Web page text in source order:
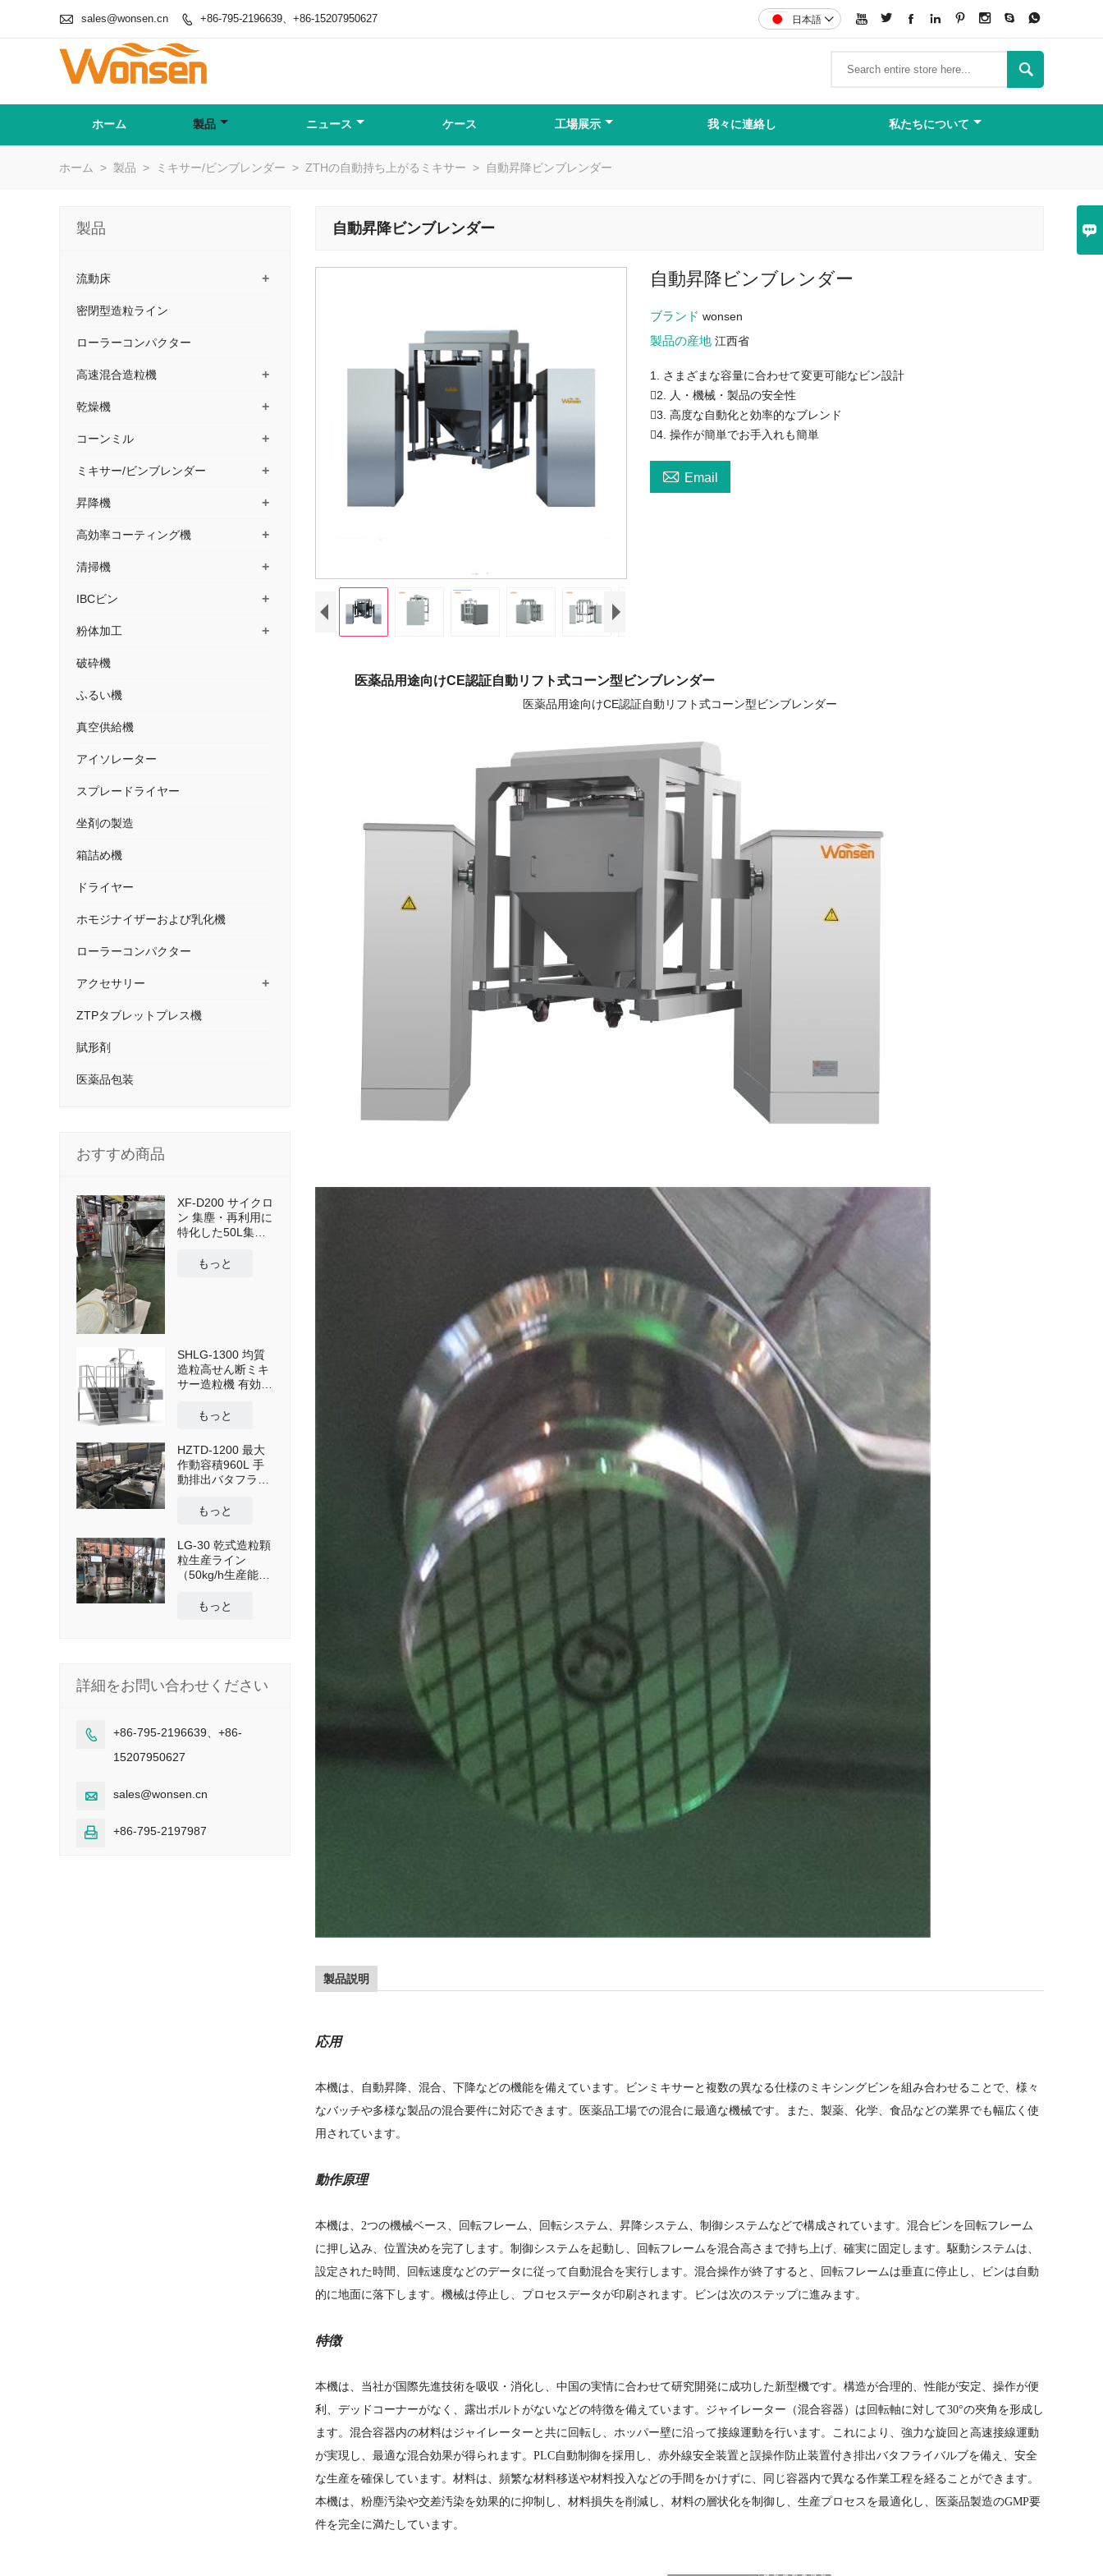

 sales@wonsen.cn  +86-795-2196639、+86-15207950627        
日本語 

ホーム 製品 ニュース ケース 工場展示 我々に連絡し 私たちについて
ホーム > 製品 > ミキサー/ビンブレンダー > ZTHの自動持ち上がるミキサー > 自動昇降ビンブレンダー
自動昇降ビンブレンダー
自動昇降ビンブレンダー
ブランドwonsen
製品の産地江西省
1. さまざまな容量に合わせて変更可能なビン設計
2. 人・機械・製品の安全性
3. 高度な自動化と効率的なブレンド
4. 操作が簡単でお手入れも簡単
 Email
医薬品用途向けCE認証自動リフト式コーン型ビンブレンダー
医薬品用途向けCE認証自動リフト式コーン型ビンブレンダー
製品説明
応用
本機は、自動昇降、混合、下降などの機能を備えています。ビンミキサーと複数の異なる仕様のミキシングビンを組み合わせることで、様々
なバッチや多様な製品の混合要件に対応できます。医薬品工場での混合に最適な機械です。また、製薬、化学、食品などの業界でも幅広く使
用されています。
動作原理
本機は、2つの機械ベース、回転フレーム、回転システム、昇降システム、制御システムなどで構成されています。混合ビンを回転フレーム
に押し込み、位置決めを完了します。制御システムを起動し、回転フレームを混合高さまで持ち上げ、確実に固定します。駆動システムは、
設定された時間、回転速度などのデータに従って自動混合を実行します。混合操作が終了すると、回転フレームは垂直に停止し、ビンは自動
的に地面に落下します。機械は停止し、プロセスデータが印刷されます。ビンは次のステップに進みます。
特徴
本機は、当社が国際先進技術を吸収・消化し、中国の実情に合わせて研究開発に成功した新型機です。構造が合理的、性能が安定、操作が便
利、デッドコーナーがなく、露出ボルトがないなどの特徴を備えています。ジャイレーター（混合容器）は回転軸に対して30°の夾角を形成し
ます。混合容器内の材料はジャイレーターと共に回転し、ホッパー壁に沿って接線運動を行います。これにより、強力な旋回と高速接線運動
が実現し、最適な混合効果が得られます。PLC自動制御を採用し、赤外線安全装置と誤操作防止装置付き排出バタフライバルブを備え、安全
な生産を確保しています。材料は、頻繁な材料移送や材料投入などの手間をかけずに、同じ容器内で異なる作業工程を経ることができます。
本機は、粉塵汚染や交差汚染を効果的に抑制し、材料損失を削減し、材料の層状化を制御し、生産プロセスを最適化し、医薬品製造のGMP要
件を完全に満たしています。
製品
+
流動床
密閉型造粒ライン
ローラーコンパクター
+
高速混合造粒機
+
乾燥機
+
コーンミル
+
ミキサー/ビンブレンダー
+
昇降機
+
高効率コーティング機
+
清掃機
+
IBCビン
+
粉体加工
破砕機
ふるい機
真空供給機
アイソレーター
スプレードライヤー
坐剤の製造
箱詰め機
ドライヤー
ホモジナイザーおよび乳化機
ローラーコンパクター
+
アクセサリー
ZTPタブレットプレス機
賦形剤
医薬品包装
おすすめ商品
XF-D200 サイクロ
ン 集塵・再利用に
特化した50L集塵
ート搭載
もっと
SHLG-1300 均質
造粒高せん断ミキ
サー造粒機 有効容
もっと
HZTD-1200 最大
作動容積960L 手
動排出バタフライ
もっと
LG-30 乾式造粒顆
粒生産ライン
（50kg/h生産能
もっと
詳細をお問い合わせください

+86-795-2196639、+86-
15207950627
 sales@wonsen.cn
 +86-795-2197987